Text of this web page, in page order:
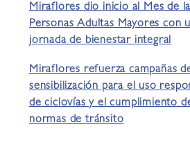
Miraflores dio inicio al Mes de
Personas Adultas Mayores con
jornada de bienestar integral
Miraflores refuerza campañas
sensibilización para el uso
de ciclovías y el cumplimiento
normas de tránsito